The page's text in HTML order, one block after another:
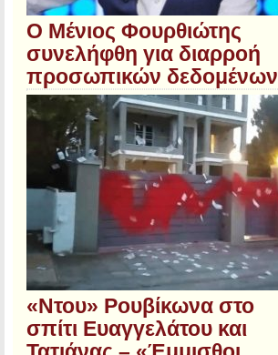
Ο Μένιος Φουρθιώτης
συνελήφθη για διαρροή
προσωπικών δεδομένων
«Ντου» Ρουβίκωνα στο
σπίτι Ευαγγελάτου και